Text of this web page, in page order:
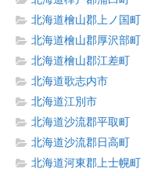
北海道檜山郡上ノ国町
北海道檜山郡厚沢部町
北海道檜山郡江差町
北海道歌志内市
北海道江別市
北海道沙流郡平取町
北海道沙流郡日高町
北海道河東郡上士幌町